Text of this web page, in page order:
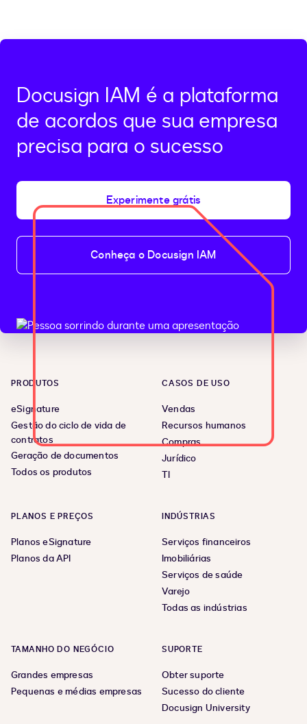
Docusign IAM é a plataforma
de acordos que sua empresa
precisa para o sucesso
Experimente grátis
Conheça o Docusign IAM
PRODUTOS
eSignature
Gestão do ciclo de vida de
contratos
Geração de documentos
Todos os produtos
CASOS DE USO
Vendas
Recursos humanos
Compras
Jurídico
TI
PLANOS E PREÇOS
Planos eSignature
Planos da API
INDÚSTRIAS
Serviços financeiros
Imobiliárias
Serviços de saúde
Varejo
Todas as indústrias
TAMANHO DO NEGÓCIO
Grandes empresas
Pequenas e médias empresas
SUPORTE
Obter suporte
Sucesso do cliente
Docusign University